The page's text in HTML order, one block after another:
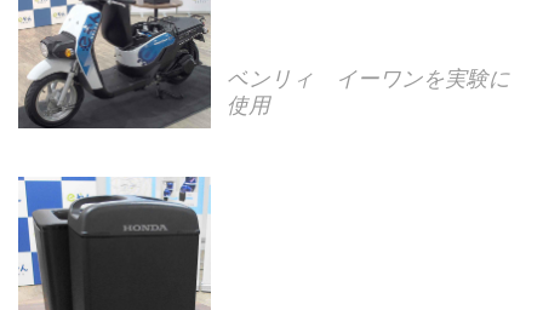
ベンリィ イーワンを実験に
使用